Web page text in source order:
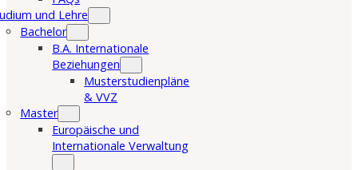
und Lehre
Bachelor
B.A. Internationale
Beziehungen
Musterstudienpläne
& VVZ
Master
Europäische und
Internationale Verwaltung